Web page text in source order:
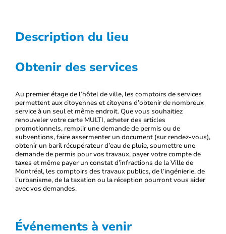
Description du lieu
Obtenir des services
Au premier étage de l’hôtel de ville, les comptoirs de services
permettent aux citoyennes et citoyens d’obtenir de nombreux
service à un seul et même endroit. Que vous souhaitiez
renouveler votre carte MULTI, acheter des articles
promotionnels, remplir une demande de permis ou de
subventions, faire assermenter un document (sur rendez-vous),
obtenir un baril récupérateur d’eau de pluie, soumettre une
demande de permis pour vos travaux, payer votre compte de
taxes et même payer un constat d’infractions de la Ville de
Montréal, les comptoirs des travaux publics, de l’ingénierie, de
l’urbanisme, de la taxation ou la réception pourront vous aider
avec vos demandes.
Événements à venir